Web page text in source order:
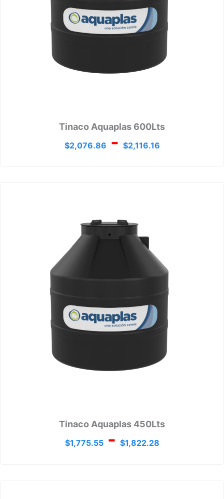
Tinaco Aquaplas 600Lts
$2,076.86 - $2,116.16
Tinaco Aquaplas 450Lts
$1,775.55 - $1,822.28